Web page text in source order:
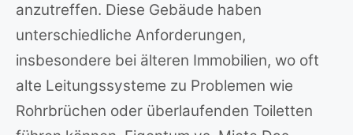
anzutreffen. Diese Gebäude haben
unterschiedliche Anforderungen,
insbesondere bei älteren Immobilien, wo oft
alte Leitungssysteme zu Problemen wie
Rohrbrüchen oder überlaufenden Toiletten